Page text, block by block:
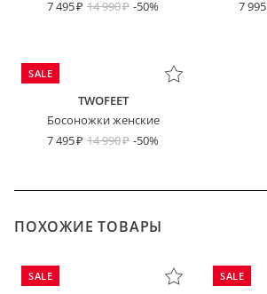
7 495 14 990 -50% 7 995
SALE
TWOFEET
Босоножки женские
7 495
14 990 -50%
ПОХОЖИЕ ТОВАРЫ
SALE SALE